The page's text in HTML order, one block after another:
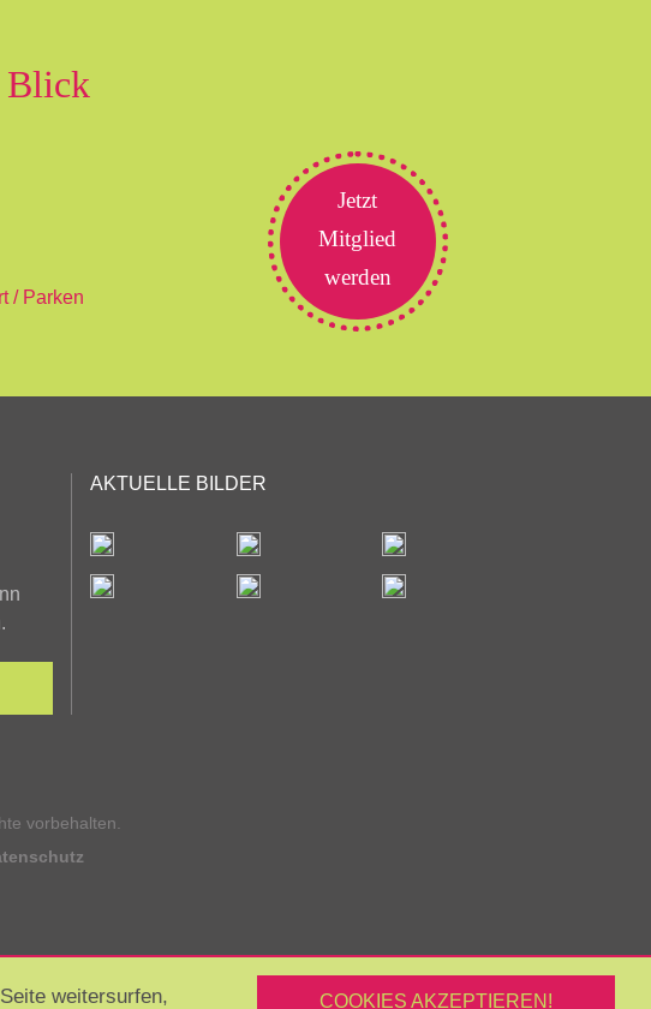
COOKIES AKZEPTIEREN!
weitersurfen,
Blick
/ Parken
Jetzt
Mitglied
werden
AKTUELLE BILDER
vorbehalten.